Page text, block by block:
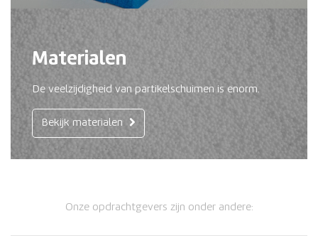
Materialen
De veelzijdigheid van partikelschuimen is enorm.
Bekijk materialen
Onze opdrachtgevers zijn onder andere: